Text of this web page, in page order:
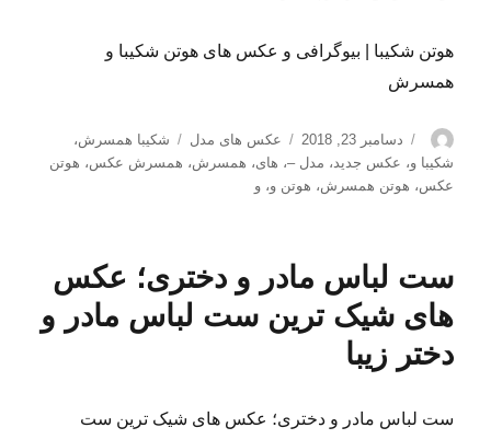
هوتن شکیبا | بیوگرافی و عکس های هوتن شکیبا و
همسرش
نویسنده
ارسال
شده
در
دسامبر 23, 2018 دسته‌ها
عکس های مدل برچسب‌ها
شکیبا همسرش،
شکیبا و، عکس جدید، مدل –، های، همسرش، همسرش عکس، هوتن
عکس، هوتن همسرش، هوتن و،و
ست لباس مادر و دختری؛ عکس
های شیک ترین ست لباس مادر و
دختر زیبا
ست لباس مادر و دختری؛ عکس های شیک ترین ست